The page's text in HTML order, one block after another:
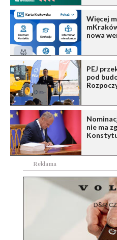
Więcej
nowa
PEJ
pod
nie ma
Reklama